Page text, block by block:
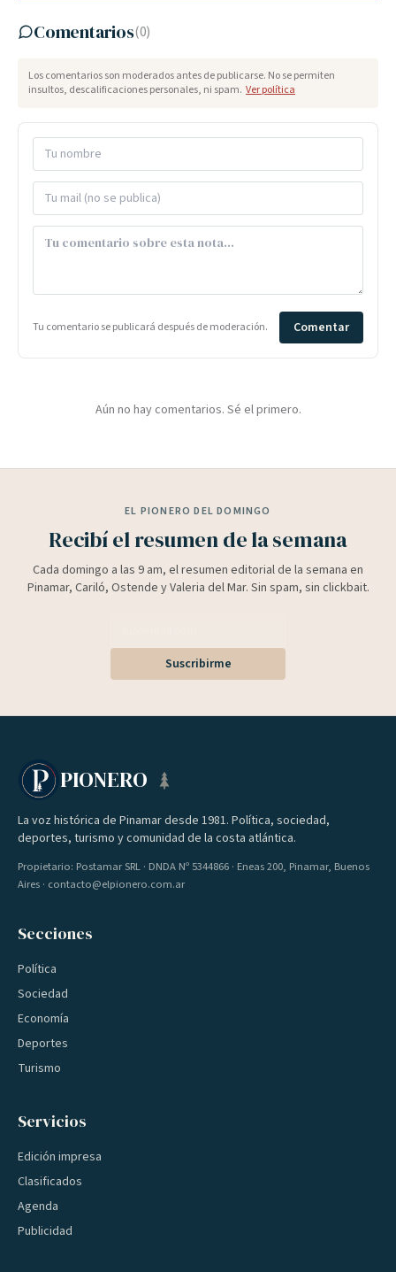
Comentarios(0)
Los comentarios son moderados antes de publicarse. No se permiten
insultos, descalificaciones personales, ni spam. Ver política
Tu comentario se publicará después de moderación. Comentar
Aún no hay comentarios. Sé el primero.
EL PIONERO DEL DOMINGO
Recibí el resumen de la semana
Cada domingo a las 9 am, el resumen editorial de la semana en
Pinamar, Cariló, Ostende y Valeria del Mar. Sin spam, sin clickbait.
Suscribirme
PIONERO
La voz histórica de Pinamar desde 1981. Política, sociedad,
deportes, turismo y comunidad de la costa atlántica.
Propietario: Postamar SRL · DNDA Nº 5344866 · Eneas 200, Pinamar, Buenos
Aires · contacto@elpionero.com.ar
Secciones
Política
Sociedad
Economía
Deportes
Turismo
Servicios
Edición impresa
Clasificados
Agenda
Publicidad